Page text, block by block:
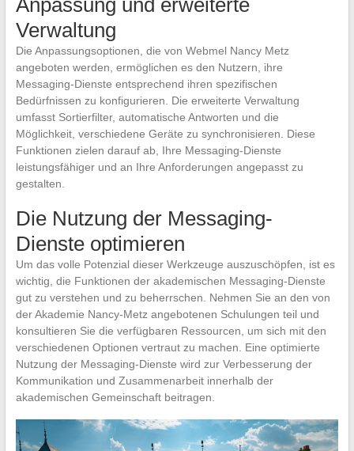
Verwaltung
Die Anpassungsoptionen, die von Webmel Nancy Metz
angeboten werden, ermöglichen es den Nutzern, ihre
Messaging-Dienste entsprechend ihren spezifischen
Bedürfnissen zu konfigurieren. Die erweiterte Verwaltung
umfasst Sortierfilter, automatische Antworten und die
Möglichkeit, verschiedene Geräte zu synchronisieren. Diese
Funktionen zielen darauf ab, Ihre Messaging-Dienste
leistungsfähiger und an Ihre Anforderungen angepasst zu
gestalten.
Die Nutzung der Messaging-
Dienste optimieren
Um das volle Potenzial dieser Werkzeuge auszuschöpfen, ist es
wichtig, die Funktionen der akademischen Messaging-Dienste
gut zu verstehen und zu beherrschen. Nehmen Sie an den von
der Akademie Nancy-Metz angebotenen Schulungen teil und
konsultieren Sie die verfügbaren Ressourcen, um sich mit den
verschiedenen Optionen vertraut zu machen. Eine optimierte
Nutzung der Messaging-Dienste wird zur Verbesserung der
Kommunikation und Zusammenarbeit innerhalb der
akademischen Gemeinschaft beitragen.